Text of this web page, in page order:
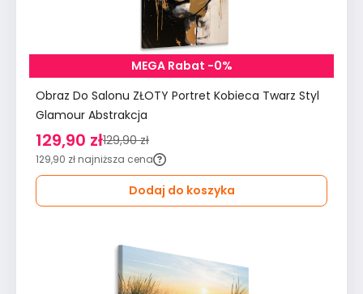
MEGA Rabat -0%
Obraz Do Salonu ZŁOTY Portret Kobieca Twarz Styl
Glamour Abstrakcja
129,90 zł129,90 zł
129,90 zł najniższa cena
Dodaj do koszyka